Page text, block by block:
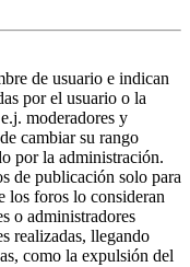
de usuario e indican
por el usuario o la
moderadores y
cambiar su rango
por la administración.
de publicación solo para
los foros lo consideran
o administradores
realizadas, llegando
como la expulsión del